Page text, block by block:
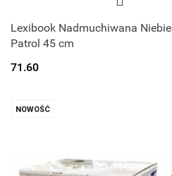
Lexibook Nadmuchiwana
Patrol 45 cm
71.60
NOWOŚĆ